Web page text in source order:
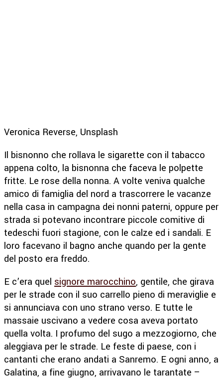
Veronica Reverse, Unsplash
Il bisnonno che rollava le sigarette con il tabacco
appena colto, la bisnonna che faceva le polpette
fritte. Le rose della nonna. A volte veniva qualche
amico di famiglia del nord a trascorrere le vacanze
nella casa in campagna dei nonni paterni, oppure per
strada si potevano incontrare piccole comitive di
tedeschi fuori stagione, con le calze ed i sandali. E
loro facevano il bagno anche quando per la gente
del posto era freddo.
E c’era quel signore marocchino, gentile, che girava
per le strade con il suo carrello pieno di meraviglie e
si annunciava con uno strano verso. E tutte le
massaie uscivano a vedere cosa aveva portato
quella volta. I profumo del sugo a mezzogiorno, che
aleggiava per le strade. Le feste di paese, con i
cantanti che erano andati a Sanremo. E ogni anno, a
Galatina, a fine giugno, arrivavano le tarantate –